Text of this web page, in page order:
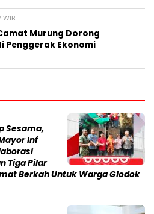
Murung Dorong
Penggerak Ekonomi
Sesama,
Inf
Tiga Pilar
Berkah Untuk Warga Glodok